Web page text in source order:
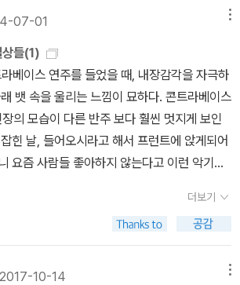
러 가는 일만 남은 물의 고요 숙연한 흐름. 하동
니 손목을 꼬옥 붙잡고 천천히, 되도록 천천
아오른 참새들이 두 눈 글썽이며 내려앉는 작
분)
깊은 산 속에 살던 멧돼지가 사람이 살고 있
내려오게 되어 멧돼지를 목격한 사람들이 혼
를 생포하거나 사살하는 것을 뉴스에서 한 번
놓거나 사살할 수도 없는 천연기념물 제 330
달이 횟집 수조 안에 첨벙대며 네다리로 값비
것을 지켜볼 수 밖에 없는 횟집 주인이 연신
하는 것은 횟집 주인의 입장에서 볼때 안타
니 분명 안타깝지만 저도 모르게 웃음이 나오
07-01
상들(1)
베이스 연주를 들었을 때, 내장감각을 자극하
뱃 속을 울리는 느낌이 묘하다. 콘트라베이스
의 모습이 다른 반주 보다 훨씬 멋지게 보인
힌 날, 들어오시라고 해서 프런트에 앉게되어
요즘 사람들 좋아하지 않는다고 이런 악기는
물에 문이 어딘지 모르겠다. 방화벽같은 곳에
간다. 빼곡하게 쌓인 LP판들에 음향음질이
어울린다. 그리고 벽에 손님들이 남긴 메모
의 것도 있다. 찰나의 순간 달팽이책방 쥔장
더보기
10-14